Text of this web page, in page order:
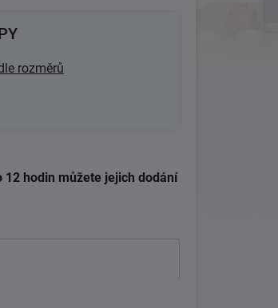
rozměrů
12 hodin můžete jejich dodání